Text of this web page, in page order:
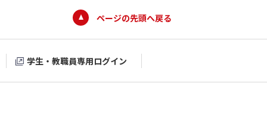
ページの先頭へ戻る
学生・教職員専用ログイン